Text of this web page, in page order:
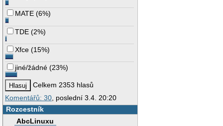
MATE (6%)
TDE (2%)
Xfce (15%)
jiné/žádné (23%)
Celkem 2353 hlasů
Komentářů: 30 , poslední 3.4. 20:20
Rozcestník
AbcLinuxu